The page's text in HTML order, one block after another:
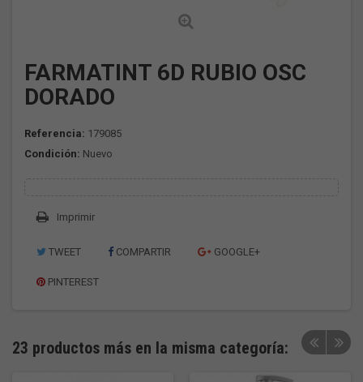
FARMATINT 6D RUBIO OSC
DORADO
Referencia: 179085
Condición: Nuevo
Imprimir
TWEET COMPARTIR GOOGLE+
PINTEREST
23 productos más en la misma categoría: